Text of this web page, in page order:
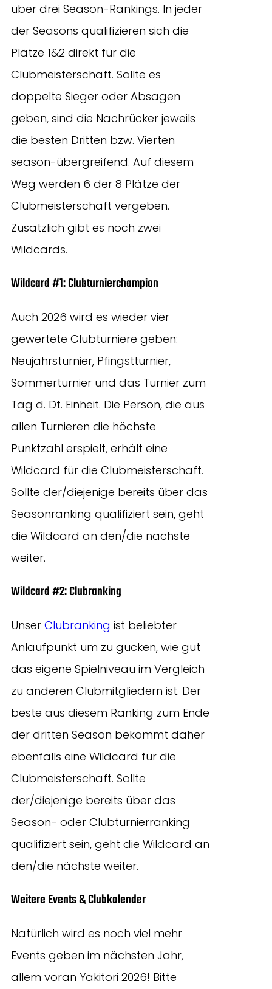
über drei Season-Rankings. In jeder
der Seasons qualifizieren sich die
Plätze 1&2 direkt für die
Clubmeisterschaft. Sollte es
doppelte Sieger oder Absagen
geben, sind die Nachrücker jeweils
die besten Dritten bzw. Vierten
season-übergreifend. Auf diesem
Weg werden 6 der 8 Plätze der
Clubmeisterschaft vergeben.
Zusätzlich gibt es noch zwei
Wildcards.
Wildcard #1: Clubturnierchampion
Auch 2026 wird es wieder vier
gewertete Clubturniere geben:
Neujahrsturnier, Pfingstturnier,
Sommerturnier und das Turnier zum
Tag d. Dt. Einheit. Die Person, die aus
allen Turnieren die höchste
Punktzahl erspielt, erhält eine
Wildcard für die Clubmeisterschaft.
Sollte der/diejenige bereits über das
Seasonranking qualifiziert sein, geht
die Wildcard an den/die nächste
weiter.
Wildcard #2: Clubranking
Unser Clubranking ist beliebter
Anlaufpunkt um zu gucken, wie gut
das eigene Spielniveau im Vergleich
zu anderen Clubmitgliedern ist. Der
beste aus diesem Ranking zum Ende
der dritten Season bekommt daher
ebenfalls eine Wildcard für die
Clubmeisterschaft. Sollte
der/diejenige bereits über das
Season- oder Clubturnierranking
qualifiziert sein, geht die Wildcard an
den/die nächste weiter.
Weitere Events & Clubkalender
Natürlich wird es noch viel mehr
Events geben im nächsten Jahr,
allem voran Yakitori 2026! Bitte